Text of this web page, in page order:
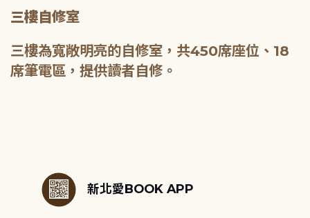
三樓自修室
三樓為寬敞明亮的自修室，共450席座位、18
席筆電區，提供讀者自修。
新北愛BOOK APP